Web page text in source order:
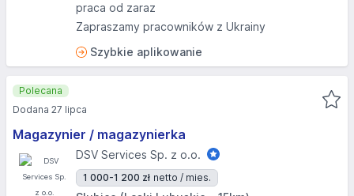
praca od zaraz
Zapraszamy pracowników z Ukrainy
Szybkie aplikowanie
Magazynier / magazynierka
DSV Services Sp. z o.o.
1 000-1 200 zł netto / mies.
Polecana
Dodana 27 lipca